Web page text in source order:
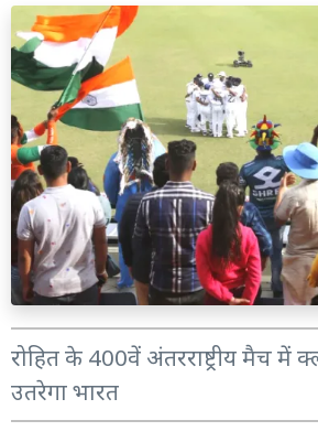
रोहित के 400वें अंतरराष्ट्रीय मैच में
उतरेगा भारत